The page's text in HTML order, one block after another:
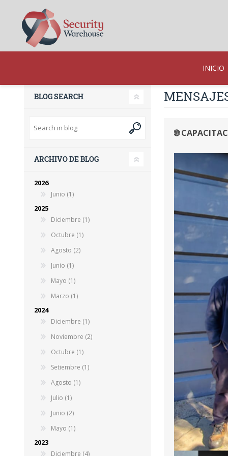
INICIO
🌐
BLOG SEARCH
ARCHIVO DE BLOG
2026
Junio (1)
2025
Diciembre (1)
Octubre (1)
Agosto (2)
Junio (1)
Mayo (1)
Marzo (1)
2024
Diciembre (1)
Noviembre (2)
Octubre (1)
Setiembre (1)
Agosto (1)
Julio (1)
Junio (2)
Mayo (1)
2023
Diciembre (4)